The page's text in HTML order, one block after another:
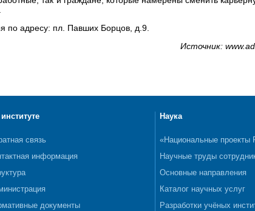
по адресу: пл. Павших Борцов, д.9.
Источник:
связь
информация
документы
Наука
«Национальные проекты
Научные труды
Основные направления
Каталог научных услуг
Разработки учёных